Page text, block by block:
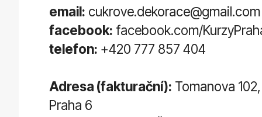
email: cukrove.dekorace@gmail.com
facebook: facebook.com/
telefon: +420 777 857 404
Adresa (fakturační): Tomanova 102,
Praha 6